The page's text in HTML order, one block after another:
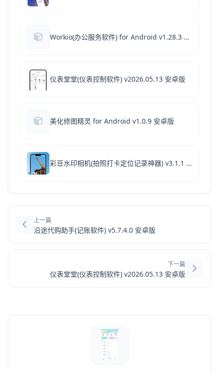
Workio(办公服务软件) for Android v1.28.3 安卓版
仪表堂堂(仪表控制软件) v2026.05.13 安卓版
美化修图精灵 for Android v1.0.9 安卓版
彩豆水印相机(拍照打卡定位记录神器) v3.1.1 苹果手机版
上一篇
沿途代购助手(记账软件) v5.7.4.0 安卓版
下一篇
仪表堂堂(仪表控制软件) v2026.05.13 安卓版